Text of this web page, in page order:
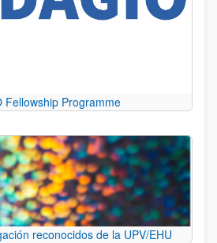
Fellowship Programme
reconocidos de la UPV/EHU